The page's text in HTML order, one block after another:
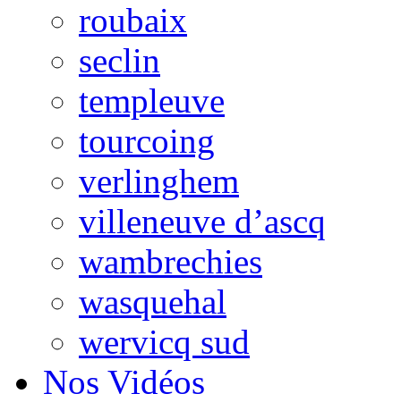
roubaix
seclin
templeuve
tourcoing
verlinghem
villeneuve d’ascq
wambrechies
wasquehal
wervicq sud
Nos Vidéos